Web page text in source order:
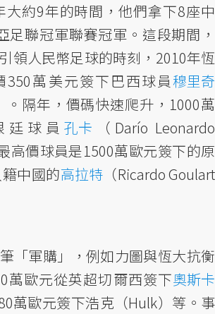
大約9年的時間，他們拿下8座中
足聯冠軍聯賽冠軍。這段期間，
領人民幣足球的時刻，2010年恆
350萬美元簽下巴西球員 穆里奇
。隔年，價碼快速爬升，1000萬
廷球員 孔卡 （Darío Leonardo
高價球員是1500萬歐元簽下的原
中國的高拉特（Ricardo Goulart
「軍購」，例如力圖與恆大抗衡
萬歐元從英超切爾西簽下奧斯卡
萬歐元簽下浩克（Hulk）等。事